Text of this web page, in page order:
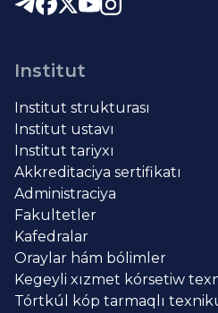
Institut
Institut strukturası
Institut ustavı
Institut tariyxı
Akkreditaciya sertifikatı
Administraciya
Fakultetler
Kafedralar
Oraylar hám bólimler
Kegeyli xızmet kórsetiw
Tórtkúl kóp tarmaqlı